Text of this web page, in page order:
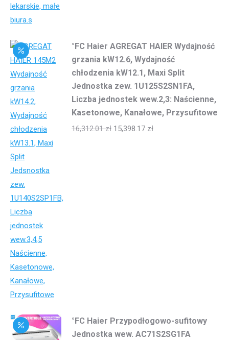
°FC Haier AGREGAT HAIER Wydajność
grzania kW12.6, Wydajność
chłodzenia kW12.1, Maxi Split
Jednostka zew. 1U125S2SN1FA,
Liczba jednostek wew.2,3: Naścienne,
Kasetonowe, Kanałowe, Przysufitowe
16,312.01zł 15,398.17 zł
°FC Haier Przypodłogowo-sufitowy
Jednostka wew. AC71S2SG1FA